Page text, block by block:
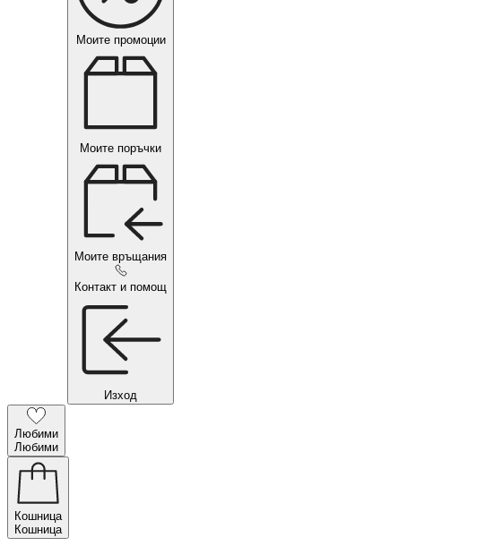
Моите промоции
Моите поръчки
Моите връщания
Контакт и помощ
Изход
Любими
Любими
Кошница
Кошница